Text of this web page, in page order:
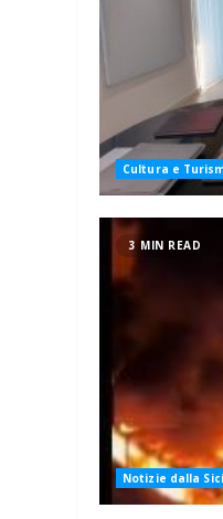
Cultura e
3 MIN READ
Notizie dalla